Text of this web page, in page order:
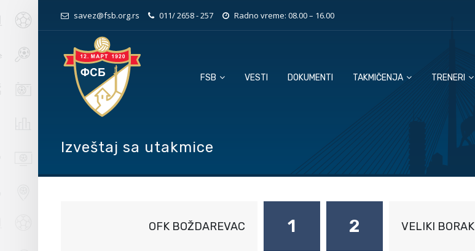
savez@fsb.org.rs 011/ 2658 - 257 Radno vreme: 08.00 – 16.00
FSB VESTI DOKUMENTI TAKMIČENJA TRENERI
Izveštaj sa utakmice
OFK BOŽDAREVAC 1 2 VELIKI BORAK